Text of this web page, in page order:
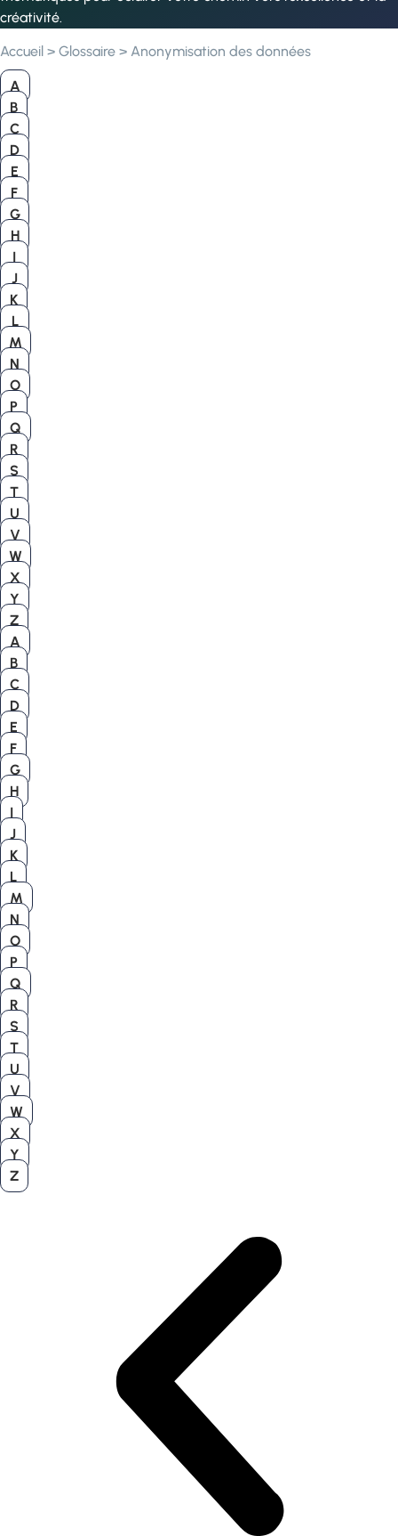
créativité.
Accueil > Glossaire > Anonymisation des données
A
B
C
D
E
F
G
H
I
J
K
L
M
N
O
P
Q
R
S
T
U
V
W
X
Y
Z
A
B
C
D
E
F
G
H
I
J
K
L
M
N
O
P
Q
R
S
T
U
V
W
X
Y
Z